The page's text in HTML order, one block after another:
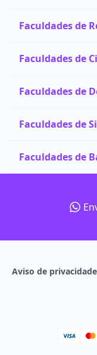
Faculdades de
Faculdades de
Faculdades de
Faculdades de
Faculdades de
Aviso de privacidade